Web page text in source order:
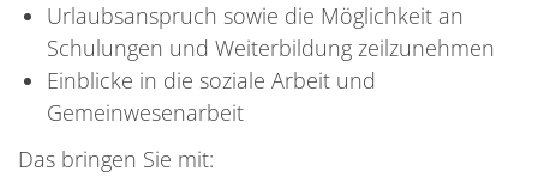
Urlaubsanspruch sowie die Möglichkeit an
Schulungen und Weiterbildung zeilzunehmen
Einblicke in die soziale Arbeit und
Gemeinwesenarbeit
Das bringen Sie mit: